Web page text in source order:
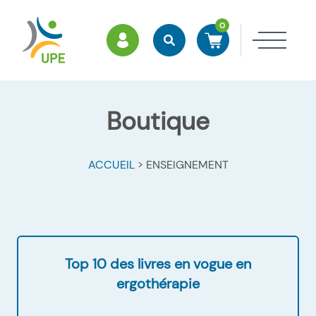
ESPACE MEMBRES
RechercherAccéder à mon panier
0
Boutique
ACCUEIL> ENSEIGNEMENT
Top 10 des livres en vogue en
ergothérapie